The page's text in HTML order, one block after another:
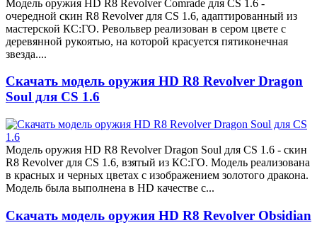
Модель оружия HD R8 Revolver Comrade для CS 1.6 -
очередной скин R8 Revolver для CS 1.6, адаптированный из
мастерской КС:ГО. Револьвер реализован в сером цвете с
деревянной рукоятью, на которой красуется пятиконечная
звезда....
Скачать модель оружия HD R8 Revolver Dragon
Soul для CS 1.6
Модель оружия HD R8 Revolver Dragon Soul для CS 1.6 - скин
R8 Revolver для CS 1.6, взятый из КС:ГО. Модель реализована
в красных и черных цветах с изображением золотого дракона.
Модель была выполнена в HD качестве с...
Скачать модель оружия HD R8 Revolver Obsidian